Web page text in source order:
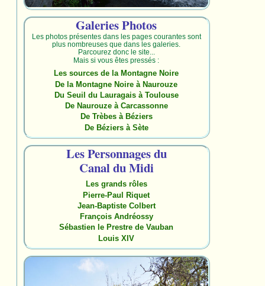
Galeries Photos
Les photos présentes dans les pages courantes sont
plus nombreuses que dans les galeries.
Parcourez donc le site...
Mais si vous êtes pressés :
Les sources de la Montagne Noire
De la Montagne Noire à Naurouze
Du Seuil du Lauragais à Toulouse
De Naurouze à Carcassonne
De Trèbes à Béziers
De Béziers à Sète
Les Personnages du
Canal du Midi
Les grands rôles
Pierre-Paul Riquet
Jean-Baptiste Colbert
François Andréossy
Sébastien le Prestre de Vauban
Louis XIV